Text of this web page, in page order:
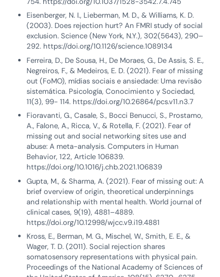
Eisenberger, N. I., Lieberman, M. D., & Williams, K. D.
(2003). Does rejection hurt? An FMRI study of social
exclusion. Science (New York, N.Y.), 302(5643), 290–
292. https://doi.org/10.1126/science.1089134
Ferreira, D., De Sousa, H., De Moraes, G., De Assis, S. E.,
Negreiros, F., & Medeiros, E. D. (2021). Fear of missing
out (FoMO), mídias sociais e ansiedade: Uma revisão
sistemática. Psicología, Conocimiento y Sociedad,
11(3), 99- 114. https://doi.org/10.26864/pcs.v11.n3.7
Fioravanti, G., Casale, S., Bocci Benucci, S., Prostamo,
A., Falone, A., Ricca, V., & Rotella, F. (2021). Fear of
missing out and social networking sites use and
abuse: A meta-analysis. Computers in Human
Behavior, 122, Article 106839.
https://doi.org/10.1016/j.chb.2021.106839
Gupta, M., & Sharma, A. (2021). Fear of missing out: A
brief overview of origin, theoretical underpinnings
and relationship with mental health. World journal of
clinical cases, 9(19), 4881–4889.
https://doi.org/10.12998/wjcc.v9.i19.4881
Kross, E., Berman, M. G., Mischel, W., Smith, E. E., &
Wager, T. D. (2011). Social rejection shares
somatosensory representations with physical pain.
Proceedings of the National Academy of Sciences of